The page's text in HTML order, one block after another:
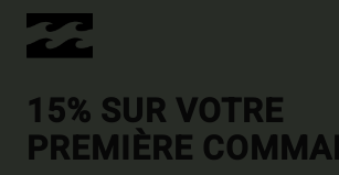
15% SUR VOTRE
PREMIÈRE